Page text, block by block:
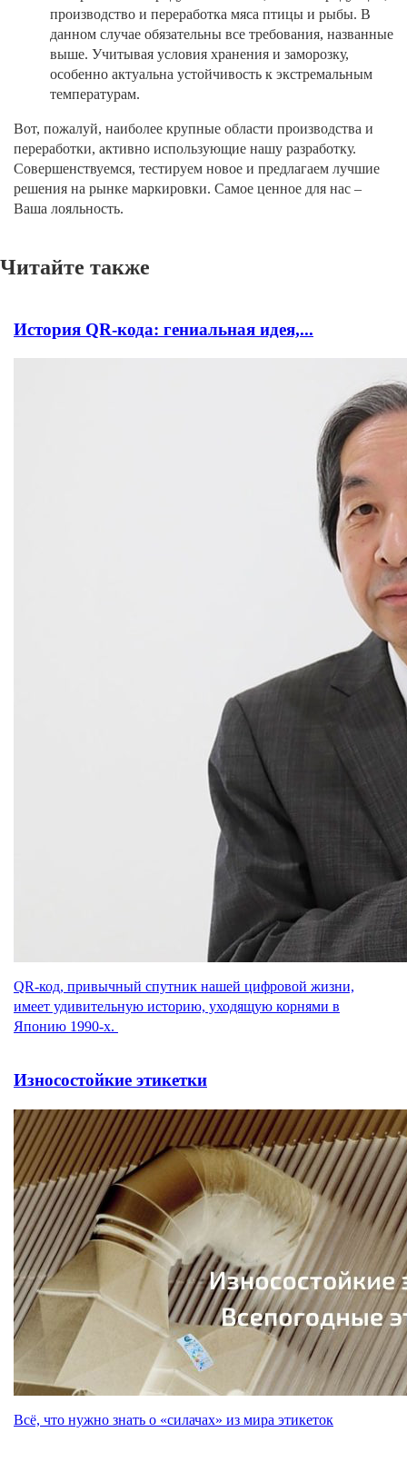
производство и переработка мяса птицы и рыбы. В
данном случае обязательны все требования, названные
выше. Учитывая условия хранения и заморозку,
особенно актуальна устойчивость к экстремальным
температурам.
Вот, пожалуй, наиболее крупные области производства и
переработки, активно использующие нашу разработку.
Совершенствуемся, тестируем новое и предлагаем лучшие
решения на рынке маркировки. Самое ценное для нас –
Ваша лояльность.
Читайте также
История QR-кода: гениальная идея,...
QR-код, привычный спутник нашей цифровой жизни,
имеет удивительную историю, уходящую корнями в
Японию 1990-х.
Износостойкие этикетки
Всё, что нужно знать о «силачах» из мира этикеток